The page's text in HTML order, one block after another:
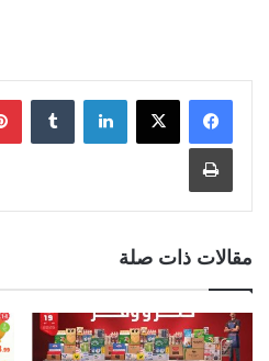
لينكدإن
طباعة
مقالات ذات صلة